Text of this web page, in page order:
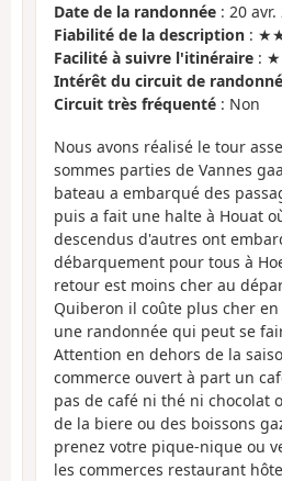
Date de la randonnée : 20 avr.
Fiabilité de la description :
Facilité à suivre l'itinéraire :
Intérêt du circuit de
Circuit très fréquenté : Non
Nous avons réalisé le tour
sommes parties de Vannes
bateau a embarqué des
puis a fait une halte à Houat
descendus d'autres ont
débarquement pour tous à
retour est moins cher au
Quiberon il coûte plus cher
une randonnée qui peut se
Attention en dehors de la
commerce ouvert à part un
pas de café ni thé ni chocolat
de la biere ou des boissons
prenez votre pique-nique ou
les commerces restaurant